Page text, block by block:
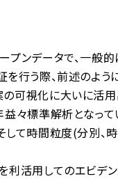
ンデータで、一般的
行う際、前述のよ
可視化に大いに活
々標準解析となって
時間粒度(分別、時
活用してのエビデ